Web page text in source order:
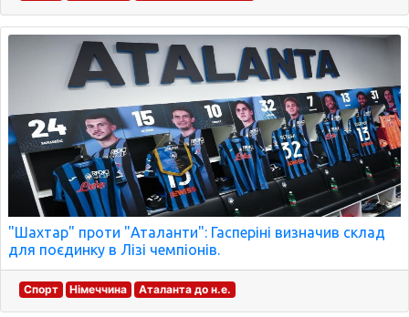
"Шахтар" проти "Аталанти": Гасперіні визначив склад
для поєдинку в Лізі чемпіонів.
Спорт Німеччина Аталанта до н.е.